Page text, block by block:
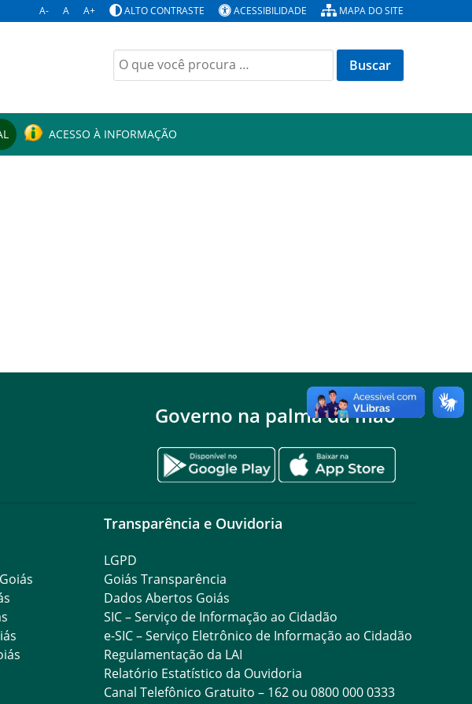
A- A A+ ALTO CONTRASTE ACESSIBILIDADE MAPA DO SITE
Buscar
por:
ACESSO À INFORMAÇÃO
Governo na palma da mão
Transparência e Ouvidoria
LGPD
Goiás Transparência
Dados Abertos Goiás
SIC – Serviço de Informação ao Cidadão
e-SIC – Serviço Eletrônico de Informação ao Cidadão
Regulamentação da LAI
Relatório Estatístico da Ouvidoria
Canal Telefônico Gratuito – 162 ou 0800 000 0333